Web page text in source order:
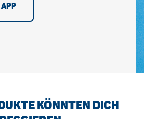
KÖNNTEN DICH